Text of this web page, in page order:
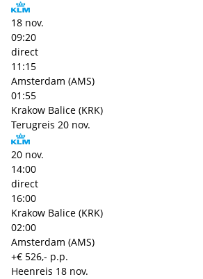
18 nov.
09:20
direct
11:15
Amsterdam (AMS)
01:55
Krakow Balice (KRK)
Terugreis 20 nov.
20 nov.
14:00
direct
16:00
Krakow Balice (KRK)
02:00
Amsterdam (AMS)
+€ 526,- p.p.
Heenreis 18 nov.